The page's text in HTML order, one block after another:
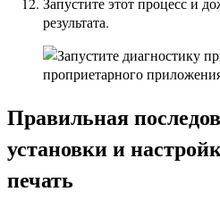
результата.
Правильная
установки и
печать